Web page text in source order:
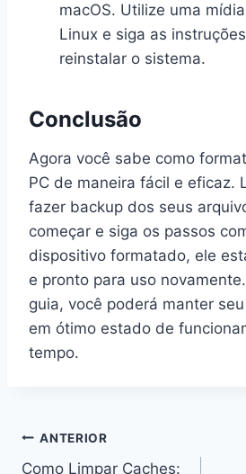
macOS. Utilize uma
Linux e siga as
reinstalar o sistema.
Conclusão
Agora você sabe como
PC de maneira fácil e eficaz.
fazer backup dos seus
começar e siga os passos
dispositivo formatado, ele
e pronto para uso
guia, você poderá manter
em ótimo estado de
tempo.
Navegação
ANTERIOR
Como Limpar Caches: